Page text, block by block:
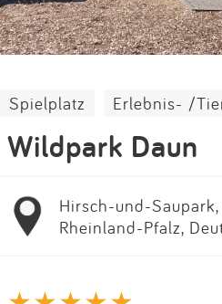
Spielplatz Erlebnis- /
Wildpark Daun
Hirsch-und-
Rheinland-Pfalz,